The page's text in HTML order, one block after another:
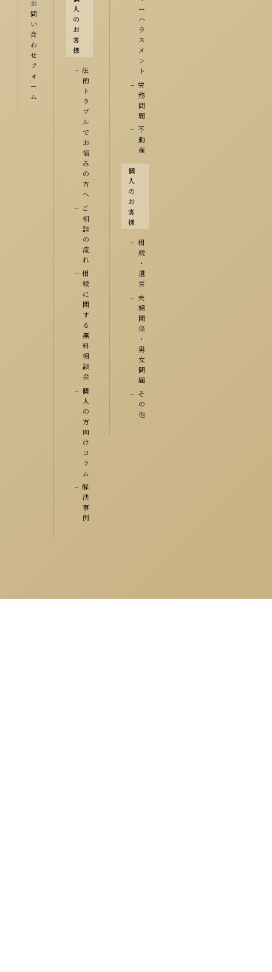
お
問
い
合
わ
せ
フ
ォ
ー
ム
人
の
お
客
様
法
的
ト
ラ
ブ
ル
で
お
悩
み
の
方
へ
ご
相
談
の
流
れ
相
続
に
関
す
る
無
料
相
談
会
個
人
の
方
向
け
コ
ラ
ム
解
決
事
例
ー
ハ
ラ
ス
メ
ン
ト
労
務
問
題
不
動
産
個
人
の
お
客
様
相
続
・
遺
言
夫
婦
関
係
・
男
女
問
題
そ
の
他